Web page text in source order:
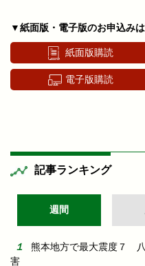
▼紙面版・電子版のお申込み
紙面版購読
電子版購読
記事ランキング
週間
熊本地方で最大震度７
害